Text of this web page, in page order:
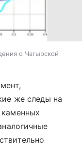
о Чагырской
же следы на